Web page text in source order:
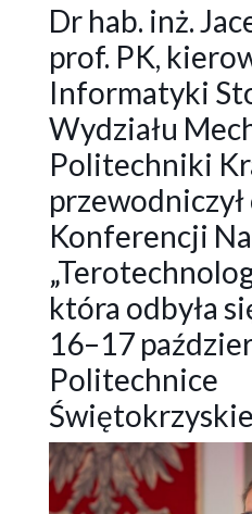
Dr hab. inż.
prof. PK,
Informatyki
Wydziału
Politechniki
Konferencji
która odbyła
16–17
Politechnice